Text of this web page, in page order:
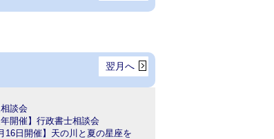
翌月へ
談会
年開催】行政書士相談会
16日開催】天の川と夏の星座を